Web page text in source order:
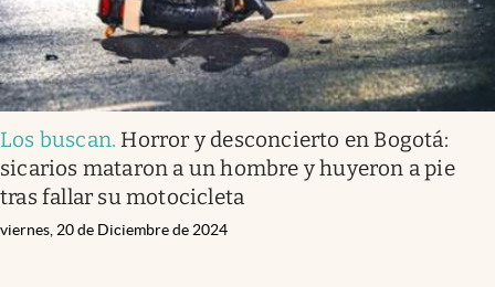
Los buscan. Horror y desconcierto en Bogotá:
sicarios mataron a un hombre y huyeron a pie
tras fallar su motocicleta
viernes, 20 de Diciembre de 2024